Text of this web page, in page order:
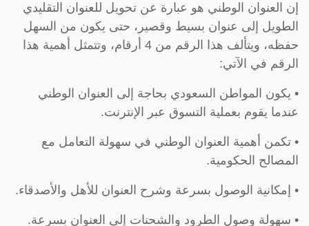
إن العنوان الوطني هو عبارة عن تحويل للعنوان التقليدي
الطويل إلى عنوان بسيط وقصير، حتى يكون من السهل
حفظه، ويتألف هذا الرقم من 4 أرقام، وتتمثل أهمية هذا
الرقم في الآتي:
• يكون المواطن السعودي بحاجة إلى العنوان الوطني
عندما يقوم بعملية التسوق عبر الإنترنت.
• تكمن أهمية العنوان الوطني في سهولة التعامل مع
المصالح الحكومية.
• إمكانية الوصول بسرعة وشرح العنوان للأهل والأصدقاء.
• سهولة وصول الطرود والشحنات إلى العنوان بسرعة.